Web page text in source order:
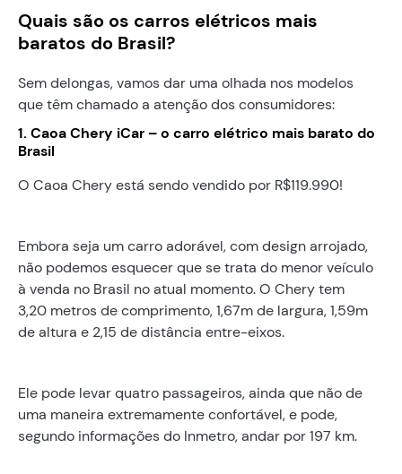
Quais são os carros elétricos mais
baratos do Brasil?
Sem delongas, vamos dar uma olhada nos modelos
que têm chamado a atenção dos consumidores:
1. Caoa Chery iCar – o carro elétrico mais barato do
Brasil
O Caoa Chery está sendo vendido por R$119.990!
Embora seja um carro adorável, com design arrojado,
não podemos esquecer que se trata do menor veículo
à venda no Brasil no atual momento. O Chery tem
3,20 metros de comprimento, 1,67m de largura, 1,59m
de altura e 2,15 de distância entre-eixos.
Ele pode levar quatro passageiros, ainda que não de
uma maneira extremamente confortável, e pode,
segundo informações do Inmetro, andar por 197 km.